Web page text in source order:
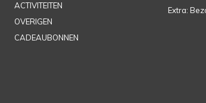
ACTIVITEITEN
OVERIGEN
CADEAUBONNEN
Extra: